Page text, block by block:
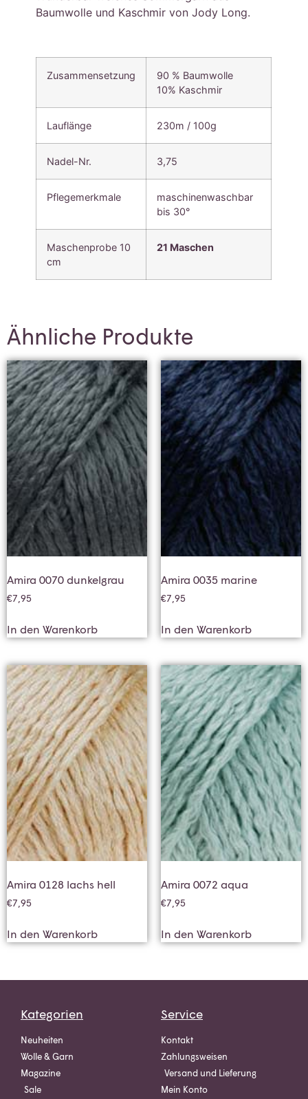
Baumwolle und Kaschmir von Jody Long.
Zusammensetzung
90 % Baumwolle
10% Kaschmir
Lauflänge 230m / 100g
Nadel-Nr. 3,75
Pflegemerkmale
maschinenwaschbar
bis 30°
Maschenprobe 10
cm
21 Maschen
Ähnliche Produkte
Amira 0070 dunkelgrau
€7,95
In den Warenkorb
Amira 0035 marine
€7,95
In den Warenkorb
Amira 0128 lachs hell
€7,95
In den Warenkorb
Amira 0072 aqua
€7,95
In den Warenkorb
Kategorien
Neuheiten
Wolle & Garn
Magazine
Sale
Service
Kontakt
Zahlungsweisen
Versand und Lieferung
Mein Konto